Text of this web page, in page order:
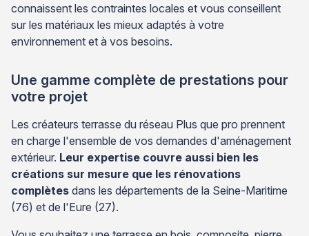
connaissent les contraintes locales et vous conseillent
sur les matériaux les mieux adaptés à votre
environnement et à vos besoins.
Une gamme complète de prestations pour
votre projet
Les créateurs terrasse du réseau Plus que pro prennent
en charge l'ensemble de vos demandes d'aménagement
extérieur. Leur expertise couvre aussi bien les
créations sur mesure que les rénovations
complètes dans les départements de la Seine-Maritime
(76) et de l'Eure (27).